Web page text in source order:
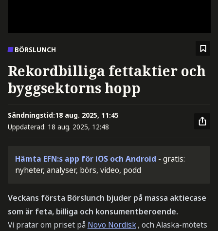
BÖRSLUNCH
Rekordbilliga fettaktier och
byggsektorns hopp
Sändningstid:18 aug. 2025, 11:45
Uppdaterad: 18 aug. 2025, 12:48
Hämta EFN:s app för iOS och Android - gratis:
nyheter, analyser, börs, video, podd
Veckans första Börslunch bjuder på massa aktiecase
som är feta, billiga och konsumentberoende.
Vi pratar om priset på Novo Nordisk , och Alaska-mötets